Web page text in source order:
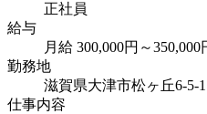
正社員
給与
月給 300,000円～350,000
勤務地
滋賀県大津市松ヶ丘6-5-1
仕事内容